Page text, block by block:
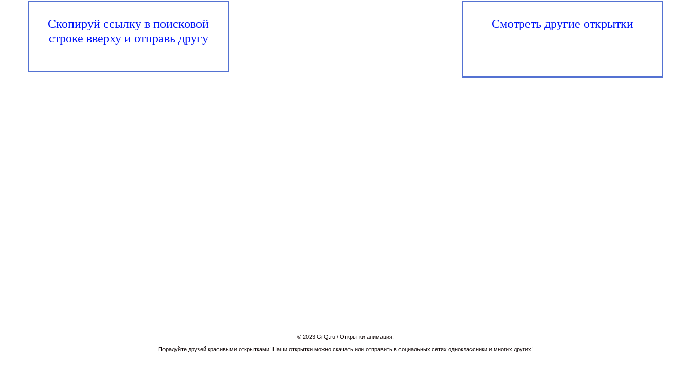
Скопируй ссылку в поисковой
строке вверху и отправь другу
Смотреть другие открытки
© 2023 GifQ.ru / Открытки анимация.
Порадуйте друзей красивыми открытками! Наши открытки можно скачать или отправить в социальных сетях одноклассники и многих других!